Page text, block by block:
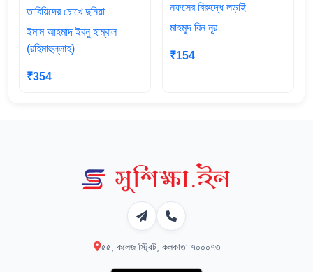
তাবিয়িদের চোখে দুনিয়া
ইমাম আহমাদ ইবনু হাম্বাল
(রহিমাহুল্লাহ)
₹354
নফসের বিরুদ্ধে লড়াই
মাহমুদ বিন নূর
₹154
৫৫, কলেজ স্ট্রিট, কলকাতা ৭০০০৭৩